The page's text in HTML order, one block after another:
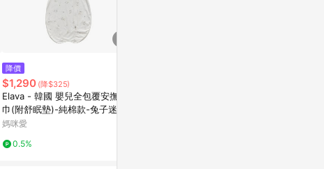
降價
$1,290 (降$325)
Elava - 韓國 嬰兒全包覆安撫包
巾(附舒眠墊)-純棉款-兔子迷宮
媽咪愛
0.5%